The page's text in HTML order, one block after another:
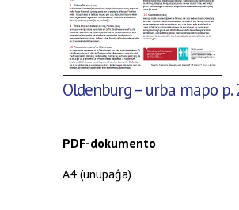
Oldenburg – urba mapo
PDF-dokumento
A4 (unupaĝa)